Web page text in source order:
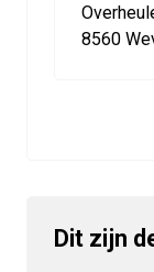
8560
Dit zijn